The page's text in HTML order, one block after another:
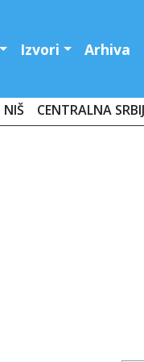
Izvori Arhiva
NIŠ CENTRALNA